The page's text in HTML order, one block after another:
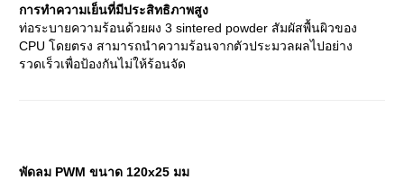
การทำความเย็นที่มีประสิทธิภาพสูง
ท่อระบายความร้อนด้วยผง 3 sintered powder สัมผัสพื้นผิวของ
CPU โดยตรง สามารถนำความร้อนจากตัวประมวลผลไปอย่าง
รวดเร็วเพื่อป้องกันไม่ให้ร้อนจัด
พัดลม PWM ขนาด 120x25 มม